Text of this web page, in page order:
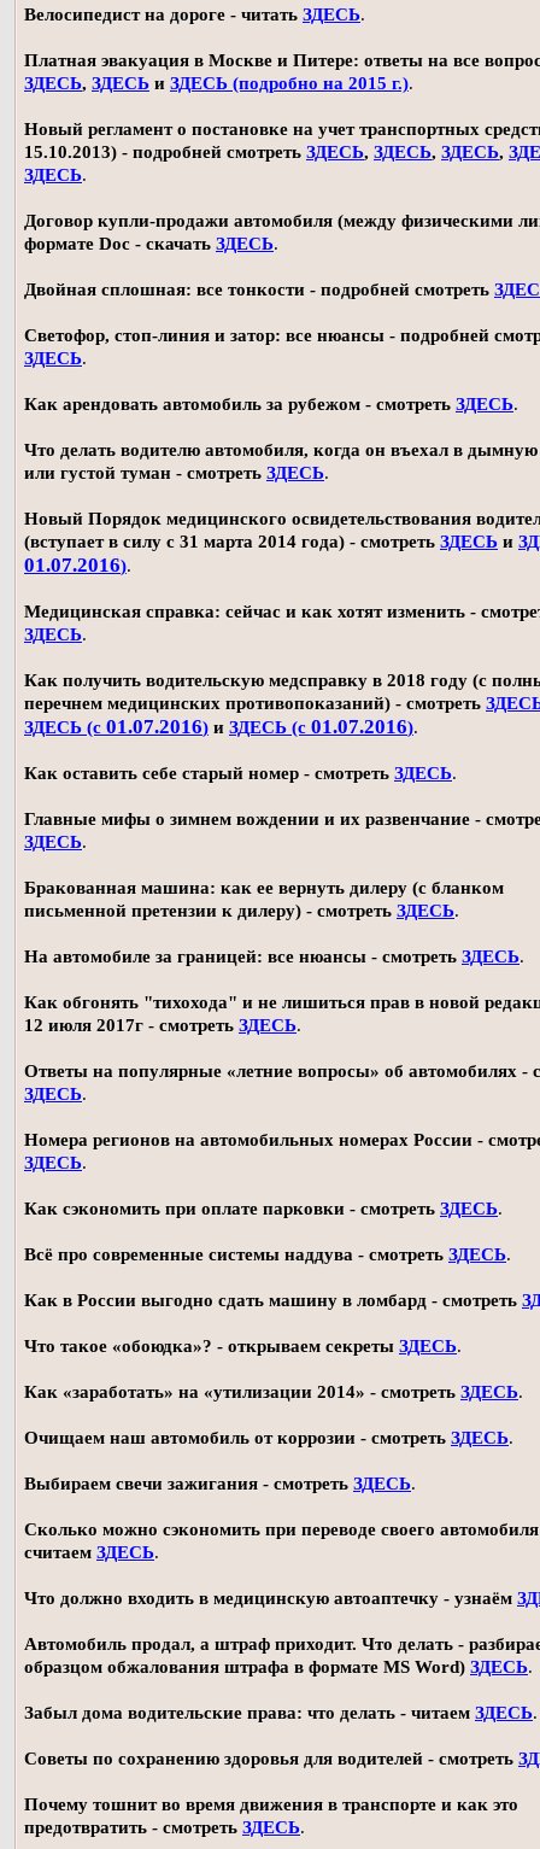
Велосипедист на дороге - читать ЗДЕСЬ.
Платная эвакуация в Москве и Питере: ответы на все
ЗДЕСЬ, ЗДЕСЬ и ЗДЕСЬ (подробно на 2015 г.).
Новый регламент о постановке на учет транспортных
15.10.2013) - подробней смотреть ЗДЕСЬ, ЗДЕСЬ, ЗДЕСЬ,
ЗДЕСЬ.
Договор купли-продажи автомобиля (между физическими
формате Doc - скачать ЗДЕСЬ.
Двойная сплошная: все тонкости - подробней смотреть
Светофор, стоп-линия и затор: все нюансы - подробней
ЗДЕСЬ.
Как арендовать автомобиль за рубежом - смотреть ЗДЕСЬ.
Что делать водителю автомобиля, когда он въехал в дымную
или густой туман - смотреть ЗДЕСЬ.
Новый Порядок медицинского освидетельствования
(вступает в силу с 31 марта 2014 года) - смотреть ЗДЕСЬ и
01.07.2016).
Медицинская справка: сейчас и как хотят изменить -
ЗДЕСЬ.
Как получить водительскую медсправку в 2018 году (с
перечнем медицинских противопоказаний) - смотреть
ЗДЕСЬ (с 01.07.2016) и ЗДЕСЬ (с 01.07.2016).
Как оставить себе старый номер - смотреть ЗДЕСЬ.
Главные мифы о зимнем вождении и их развенчание -
ЗДЕСЬ.
Бракованная машина: как ее вернуть дилеру (с бланком
письменной претензии к дилеру) - смотреть ЗДЕСЬ.
На автомобиле за границей: все нюансы - смотреть ЗДЕСЬ.
Как обгонять "тихохода" и не лишиться прав в новой
12 июля 2017г - смотреть ЗДЕСЬ.
Ответы на популярные «летние вопросы» об автомобилях -
ЗДЕСЬ.
Номера регионов на автомобильных номерах России -
ЗДЕСЬ.
Как сэкономить при оплате парковки - смотреть ЗДЕСЬ.
Всё про современные системы наддува - смотреть ЗДЕСЬ.
Как в России выгодно сдать машину в ломбард - смотреть
Что такое «обоюдка»? - открываем секреты ЗДЕСЬ.
Как «заработать» на «утилизации 2014» - смотреть ЗДЕСЬ.
Очищаем наш автомобиль от коррозии - смотреть ЗДЕСЬ.
Выбираем свечи зажигания - смотреть ЗДЕСЬ.
Сколько можно сэкономить при переводе своего автомобиля
считаем ЗДЕСЬ.
Что должно входить в медицинскую автоаптечку - узнаём
Автомобиль продал, а штраф приходит. Что делать -
образцом обжалования штрафа в формате MS Word) ЗДЕСЬ.
Забыл дома водительские права: что делать - читаем ЗДЕСЬ.
Советы по сохранению здоровья для водителей - смотреть
Почему тошнит во время движения в транспорте и как это
предотвратить - смотреть ЗДЕСЬ.